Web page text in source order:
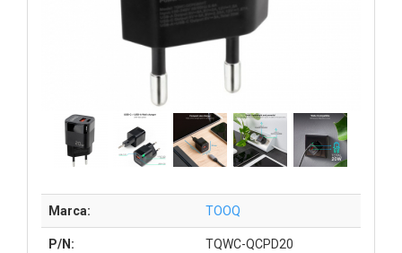
Marca: TOOQ
P/N: TQWC-QCPD20